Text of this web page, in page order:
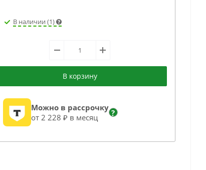
В наличии (1)
В корзину
Можно в рассрочку
от 2 228 ₽ в месяц
?